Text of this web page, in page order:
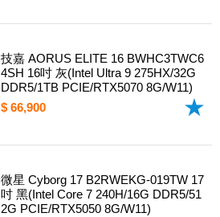
技嘉 AORUS ELITE 16 BWHC3TWC6
4SH 16吋 灰(Intel Ultra 9 275HX/32G
DDR5/1TB PCIE/RTX5070 8G/W11)
$ 66,900
微星 Cyborg 17 B2RWEKG-019TW 17
吋 黑(Intel Core 7 240H/16G DDR5/51
2G PCIE/RTX5050 8G/W11)